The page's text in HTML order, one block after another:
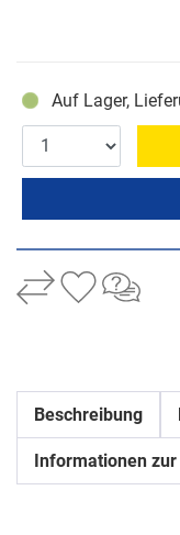
Auf Lager,
Beschreibung
Informationen